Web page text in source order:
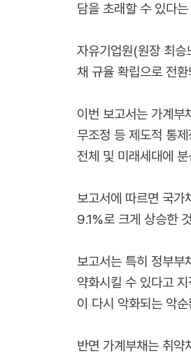
담을 초래할 수 있다
자유기업원(원장 최
채 규율 확립으로 전
이번 보고서는 가계부
무조정 등 제도적 통
전체 및 미래세대에
보고서에 따르면 국
9.1%로 크게 상승한
보고서는 특히 정부
약화시킬 수 있다고
이 다시 악화되는 악
반면 가계부채는 취약